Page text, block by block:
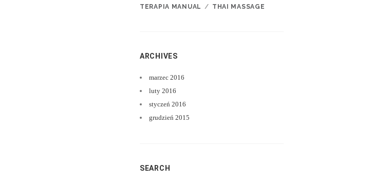
TERAPIA MANUAL
THAI MASSAGE
ARCHIVES
marzec 2016
luty 2016
styczeń 2016
grudzień 2015
SEARCH